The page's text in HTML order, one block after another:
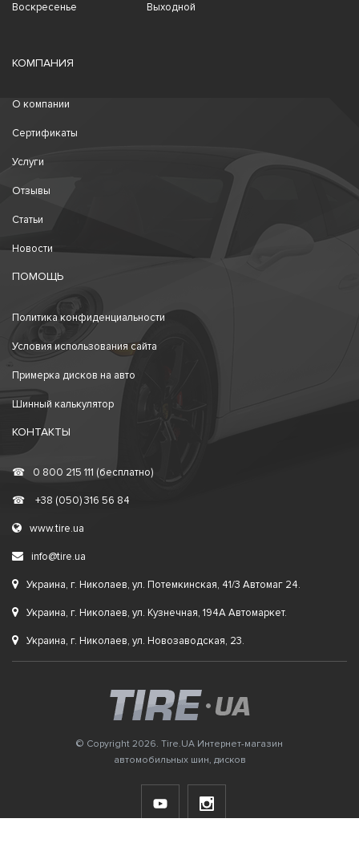
Воскресенье Выходной
КОМПАНИЯ
О компании
Сертификаты
Услуги
Отзывы
Статьи
Новости
ПОМОЩЬ
Политика конфиденциальности
Условия использования сайта
Примерка дисков на авто
Шинный калькулятор
КОНТАКТЫ
☎ 0 800 215 111 (бесплатно)
☎ +38 (050) 316 56 84
www.tire.ua
info@tire.ua
Украина, г. Николаев, ул. Потемкинская, 41/3 Автомаг 24.
Украина, г. Николаев, ул. Кузнечная, 194А Автомаркет.
Украина, г. Николаев, ул. Новозаводская, 23.
© Copyright 2026. Tire.UA Интернет-магазин
автомобильных шин, дисков